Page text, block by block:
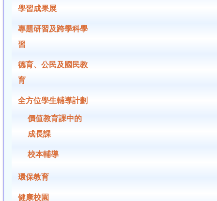
學習成果展
專題研習及跨學科學
習
德育、公民及國民教
育
全方位學生輔導計劃
價值教育課中的
成長課
校本輔導
環保教育
健康校園